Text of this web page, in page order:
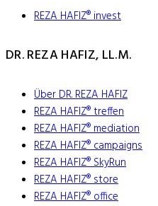
REZA HAFIZ® invest
DR. REZA HAFIZ, LL.M.
Über DR. REZA HAFIZ
REZA HAFIZ® treffen
REZA HAFIZ® mediation
REZA HAFIZ® campaigns
REZA HAFIZ® SkyRun
REZA HAFIZ® store
REZA HAFIZ® office